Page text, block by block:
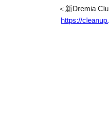
＜新Dremia
https://